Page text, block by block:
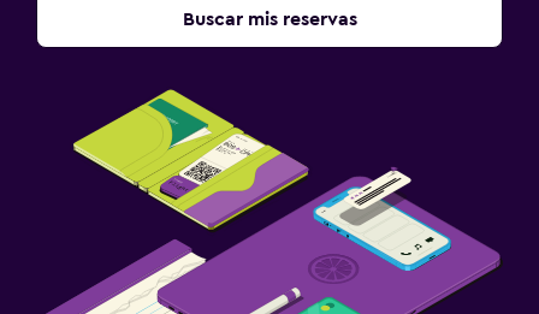
Buscar mis reservas